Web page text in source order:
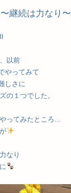
継続は力なり〜
以前
やってみて
しさに
の１つでした。
ってみたところ…
なり